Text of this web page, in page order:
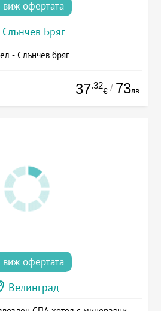
виж офертата
Слънчев Бряг
- Слънчев бряг
37.32
€ / 73лв.
виж офертата
Велинград